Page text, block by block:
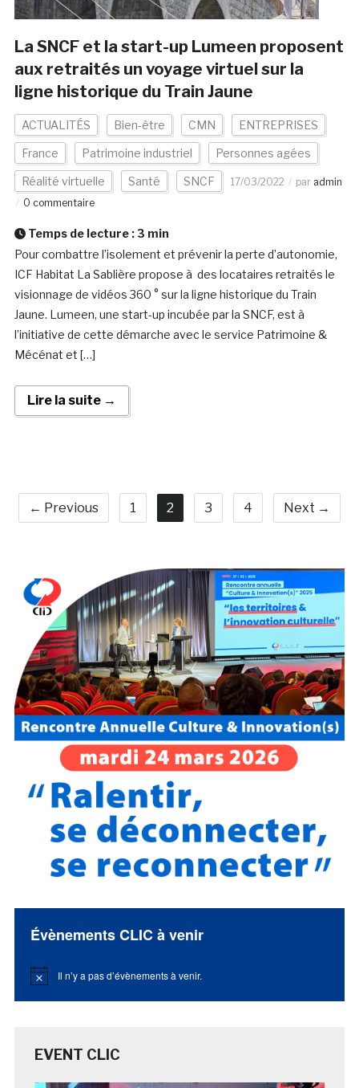
La SNCF et la start-up Lumeen proposent
aux retraités un voyage virtuel sur la
ligne historique du Train Jaune
ACTUALITÉS Bien-être CMN ENTREPRISES
France Patrimoine industriel Personnes agées
Réalité virtuelle Santé SNCF 17/03/2022 par admin
0 commentaire
Temps de lecture : 3 min
Pour combattre l’isolement et prévenir la perte d’autonomie,
ICF Habitat La Sablière propose à des locataires retraités le
visionnage de vidéos 360 ° sur la ligne historique du Train
Jaune. Lumeen, une start-up incubée par la SNCF, est à
l’initiative de cette démarche avec le service Patrimoine &
Mécénat et […]
Lire la suite →
← Previous 1 2 3 4 Next →
Évènements CLIC à venir
Notice Il n’y a pas d’évènements à venir.
EVENT CLIC